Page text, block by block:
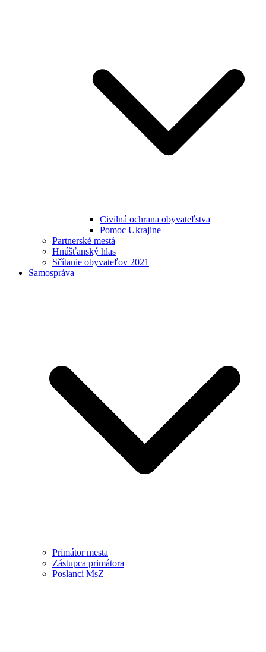
Civilná ochrana obyvateľstva
Pomoc Ukrajine
Partnerské mestá
Hnúšťanský hlas
Sčítanie obyvateľov 2021
Samospráva
Primátor mesta
Zástupca primátora
Poslanci MsZ